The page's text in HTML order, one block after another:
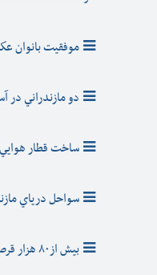
موفقيت بانوان
دو مازندراني در
ساخت قطار
سواحل درياي مازندران
بيش از۸۰ هزار قرص نان از مازندران به گيلان ارسال شد